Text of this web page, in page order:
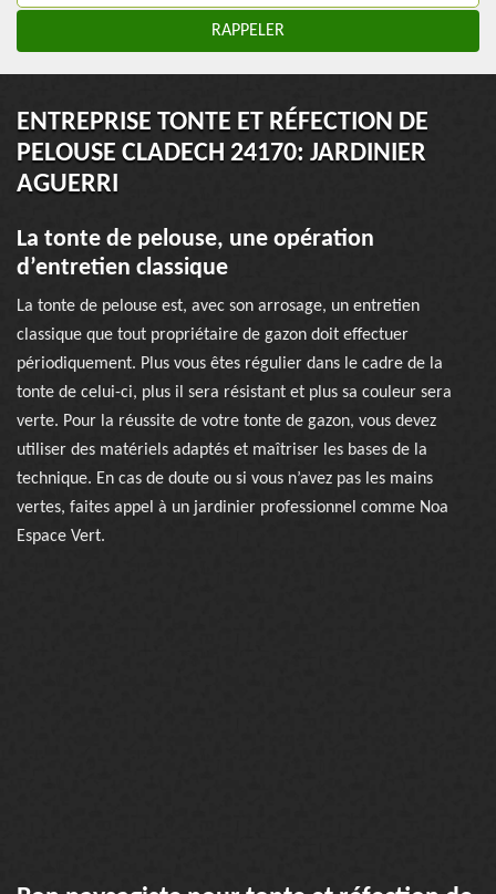
ENTREPRISE TONTE ET RÉFECTION DE
PELOUSE CLADECH 24170: JARDINIER
AGUERRI
La tonte de pelouse, une opération
d’entretien classique
La tonte de pelouse est, avec son arrosage, un entretien
classique que tout propriétaire de gazon doit effectuer
périodiquement. Plus vous êtes régulier dans le cadre de la
tonte de celui-ci, plus il sera résistant et plus sa couleur sera
verte. Pour la réussite de votre tonte de gazon, vous devez
utiliser des matériels adaptés et maîtriser les bases de la
technique. En cas de doute ou si vous n’avez pas les mains
vertes, faites appel à un jardinier professionnel comme Noa
Espace Vert.